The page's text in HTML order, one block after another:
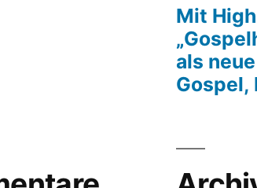
Mit
als
Gospel,